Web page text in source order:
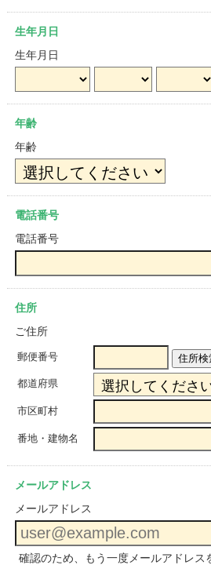
生年月日
生年月日
年齢
年齢
電話番号
電話番号
住所
ご住所
郵便番号 住所検
都道府県
市区町村
番地・建物名
メールアドレス
メールアドレス
確認のため、もう一度メールアドレス